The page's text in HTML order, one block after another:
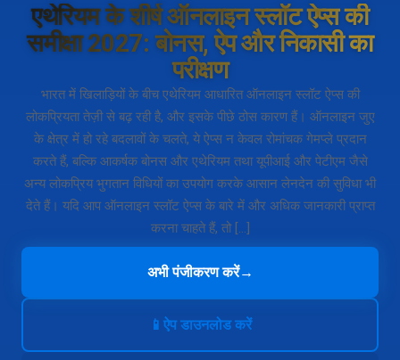
एथेरियम के शीर्ष ऑनलाइन स्लॉट ऐप्स की
समीक्षा 2027: बोनस, ऐप और निकासी का
परीक्षण
भारत में खिलाड़ियों के बीच एथेरियम आधारित ऑनलाइन स्लॉट ऐप्स की
लोकप्रियता तेज़ी से बढ़ रही है, और इसके पीछे ठोस कारण हैं। ऑनलाइन जुए
के क्षेत्र में हो रहे बदलावों के चलते, ये ऐप्स न केवल रोमांचक गेमप्ले प्रदान
करते हैं, बल्कि आकर्षक बोनस और एथेरियम तथा यूपीआई और पेटीएम जैसे
अन्य लोकप्रिय भुगतान विधियों का उपयोग करके आसान लेनदेन की सुविधा भी
देते हैं। यदि आप ऑनलाइन स्लॉट ऐप्स के बारे में और अधिक जानकारी प्राप्त
करना चाहते हैं, तो […]
अभी पंजीकरण करें→
📱 ऐप डाउनलोड करें